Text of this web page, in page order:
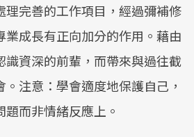
理完善的工作項目，經過彌補修
業成長有正向加分的作用。藉由
識資深的前輩，而帶來與過往截
注意：學會適度地保護自己，
而非情緒反應上。